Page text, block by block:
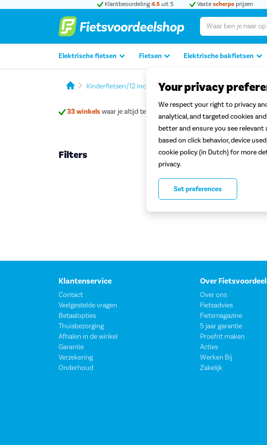
Klantbeoordeling 4.5 uit 5 Vaste scherpe prijzen
Elektrische fietsen Fietsen Elektrische bakfietsen
Kinderfietsen/12 inch Alpina 12 inch kinderfietsen
33 winkelswaar je altijd terechtkan Service
Filters Alpina 12 inch
Klantenservice
Contact
Veelgestelde vragen
Betaalopties
Thuisbezorging
Afhalen in de winkel
Garantie
Verzekering
Onderhoud
Over
Over ons
Fietsadvies
Fietsmagazine
5 jaar garantie
Proefrit maken
Acties
Werken Bij
Zakelijk
Your privacy
We respect your right to privacy
analytical, and targeted cookies
better and ensure you see
based on click behavior, device
cookie policy (in Dutch) for more
privacy.
Set preferences